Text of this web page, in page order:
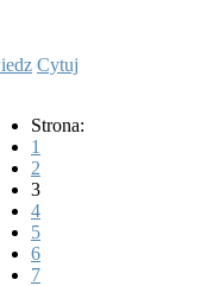
Cytuj
Strona:
1
2
3
4
5
6
7